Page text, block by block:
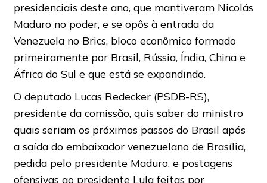
presidenciais deste ano, que mantiveram Nicolás
Maduro no poder, e se opôs à entrada da
Venezuela no Brics, bloco econômico formado
primeiramente por Brasil, Rússia, Índia, China e
África do Sul e que está se expandindo.
O deputado Lucas Redecker (PSDB-RS),
presidente da comissão, quis saber do ministro
quais seriam os próximos passos do Brasil após
a saída do embaixador venezuelano de Brasília,
pedida pelo presidente Maduro, e postagens
ofensivas ao presidente Lula feitas por